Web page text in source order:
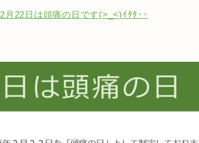
2月22日は頭痛の日です(>_<)ｲﾀﾀ･･